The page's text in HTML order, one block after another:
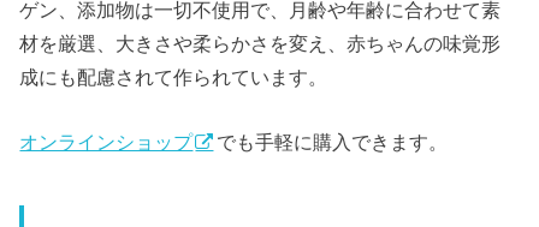
ゲン、添加物は一切不使用で、月齢や年齢に合わせて素
材を厳選、大きさや柔らかさを変え、赤ちゃんの味覚形
成にも配慮されて作られています。
オンラインショップ でも手軽に購入できます。